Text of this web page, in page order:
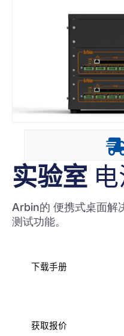
实验室
Arbin的 便携式桌面解
测试功能。
下载手册
获取报价